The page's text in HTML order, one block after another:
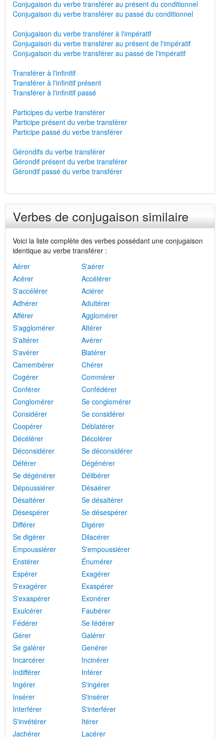
Conjugaison du verbe transférer au présent du conditionnel
Conjugaison du verbe transférer au passé du conditionnel
Conjugaison du verbe transférer à l'impératif
Conjugaison du verbe transférer au présent de l'impératif
Conjugaison du verbe transférer au passé de l'impératif
Transférer à l'infinitif
Transférer à l'infinitif présent
Transférer à l'infinitif passé
Participes du verbe transférer
Participe présent du verbe transférer
Participe passé du verbe transférer
Gérondifs du verbe transférer
Gérondif présent du verbe transférer
Gérondif passé du verbe transférer
Verbes de conjugaison similaire
Voici la liste complète des verbes possédant une conjugaison
identique au verbe transférer :
Aérer
S'aérer
Acérer
Accélérer
S'accélérer
Aciérer
Adhérer
Adultérer
Afférer
Agglomérer
S'agglomérer
Altérer
S'altérer
Avérer
S'avérer
Blatérer
Camembérer
Chérer
Cogérer
Commérer
Conférer
Confédérer
Conglomérer
Se conglomérer
Considérer
Se considérer
Coopérer
Déblatérer
Décélérer
Décolérer
Déconsidérer
Se déconsidérer
Déférer
Dégénérer
Se dégénérer
Délibérer
Dépoussiérer
Désaérer
Désaltérer
Se désaltérer
Désespérer
Se désespérer
Différer
Digérer
Se digérer
Dilacérer
Empoussiérer
S'empoussiérer
Enstérer
Énumérer
Espérer
Exagérer
S'exagérer
Exaspérer
S'exaspérer
Exonérer
Exulcérer
Faubérer
Fédérer
Se fédérer
Gérer
Galérer
Se galérer
Genérer
Incarcérer
Incinérer
Indifférer
Inférer
Ingérer
S'ingérer
Insérer
S'insérer
Interférer
S'interférer
S'invétérer
Itérer
Jachérer
Lacérer